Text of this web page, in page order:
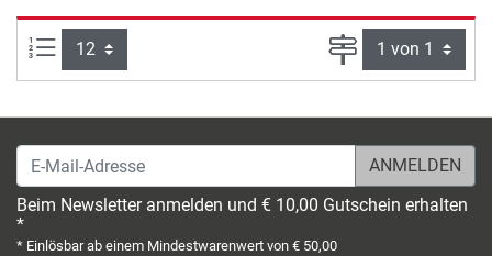
Artikel pro Seite: Seite
E-Mail-Adresse
Beim Newsletter anmelden und € 10,00 Gutschein erhalten
*
* Einlösbar ab einem Mindestwarenwert von € 50,00